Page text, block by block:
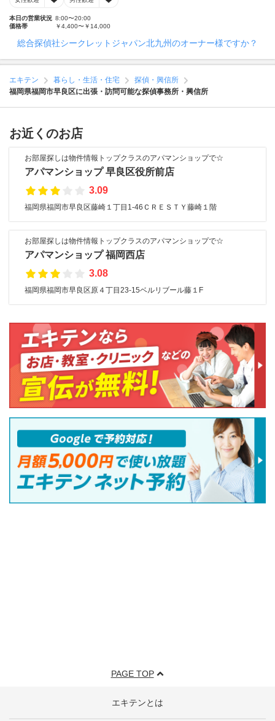
本日の営業状況 8:00〜20:00
価格帯
￥4,400〜￥14,000
総合探偵社シークレットジャパン北九州のオーナー様ですか？
エキテン 暮らし・生活・住宅
探偵・興信所
福岡県福岡市早良区に出張・訪問可能な探偵事務所・興信所
お近くのお店
お部屋探しは物件情報トップクラスのアパマンショップで☆
アパマンショップ 早良区役所前店
3.09
福岡県福岡市早良区藤崎１丁目1-46ＣＲＥＳＴＹ藤崎１階
お部屋探しは物件情報トップクラスのアパマンショップで☆
アパマンショップ 福岡西店
3.08
福岡県福岡市早良区原４丁目23-15ベルリブール藤１F
PAGE TOP
エキテンとは